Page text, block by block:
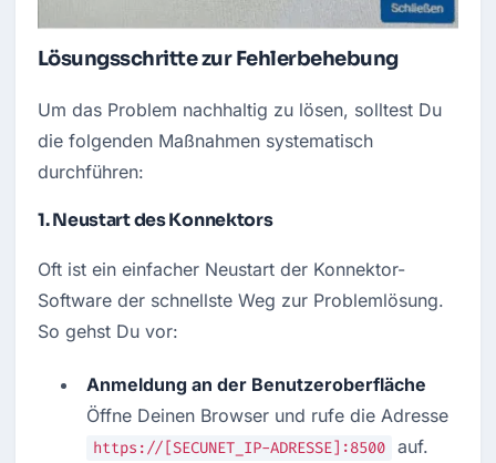
Lösungsschritte zur Fehlerbehebung
Um das Problem nachhaltig zu lösen, solltest Du
die folgenden Maßnahmen systematisch
durchführen:
1.Neustart des Konnektors
Oft ist ein einfacher Neustart der Konnektor-
Software der schnellste Weg zur Problemlösung.
So gehst Du vor:
Anmeldung an der Benutzeroberfläche
Öffne Deinen Browser und rufe die Adresse
https://[SECUNET_IP-ADRESSE]:8500 auf.